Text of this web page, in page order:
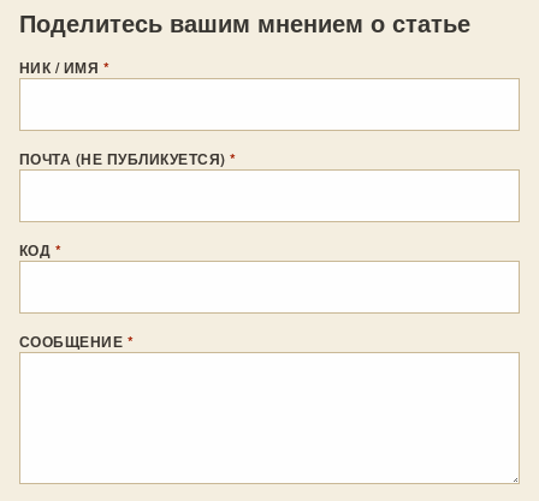
Поделитесь вашим мнением о статье
НИК / ИМЯ *
ПОЧТА (НЕ ПУБЛИКУЕТСЯ)*
КОД *
СООБЩЕНИЕ *